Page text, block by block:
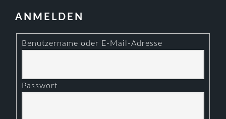
ANMELDEN
Benutzername oder E-Mail-Adresse
Passwort